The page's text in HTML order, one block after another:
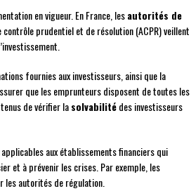
en vigueur. En France, lesautorités de
prudentiel et de résolution (ACPR) veillent
fournies aux investisseurs, ainsi que la
que les emprunteurs disposent de toutes les
de vérifier lasolvabilitédes investisseurs
applicables aux établissements financiers qui
et à prévenir les crises. Par exemple, les
autorités de régulation.